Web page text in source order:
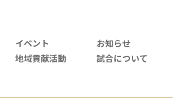
イベント
お知らせ
地域貢献活動 試合について